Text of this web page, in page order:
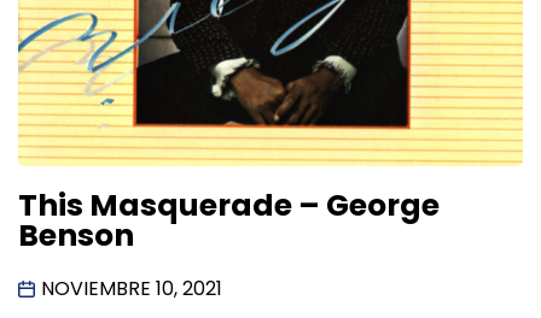
This Masquerade – George
Benson
NOVIEMBRE 10, 2021